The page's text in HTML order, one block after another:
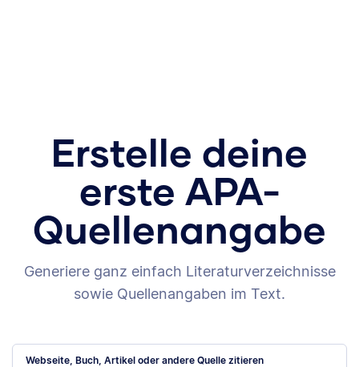
Erstelle deine
erste APA-
Quellenangabe
Generiere ganz einfach Literaturverzeichnisse
sowie Quellenangaben im Text.
Webseite, Buch, Artikel oder andere Quelle zitieren